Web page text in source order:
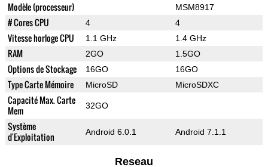
Modèle (processeur) MSM8917
# Cores CPU 4 4
Vitesse horloge CPU 1.1 GHz 1.4 GHz
RAM 2GO 1.5GO
Options de Stockage 16GO 16GO
Type Carte Mémoire MicroSD MicroSDXC
Capacité Max. Carte
Mem
32GO
Système
d'Exploitation
Android 6.0.1 Android 7.1.1
Reseau